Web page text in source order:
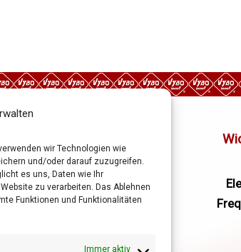
wir Technologien wie
und/oder darauf zuzugreifen.
es uns, Daten wie Ihr
zu verarbeiten. Das Ablehnen
Funktionen und Funktionalitäten
Immer aktiv
ist,
Sie